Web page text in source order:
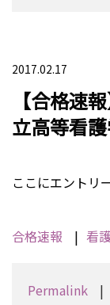
2017.02.17
【合格速
立高等看
ここにエントリ
合格速報 看
Permalink